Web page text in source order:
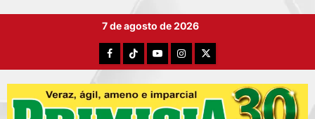
7 de agosto de 2026
FacebookTikTokYouTubeInstagram
X